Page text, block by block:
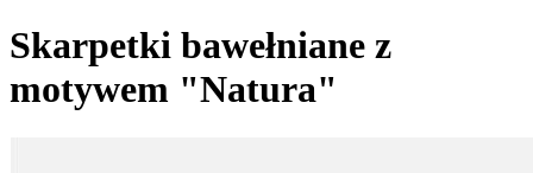
Skarpetki bawełniane z
motywem "Natura"